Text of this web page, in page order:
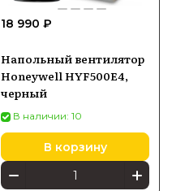
18 990 ₽
Напольный вентилятор
Honeywell HYF500E4,
черный
В наличии: 10
В корзину